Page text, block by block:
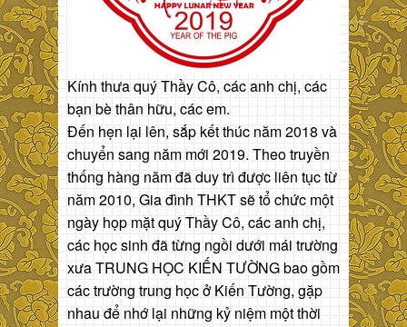
Kính thưa quý Thầy Cô, các anh chị, các
bạn bè thân hữu, các em.
Đến hẹn lại lên, sắp kết thúc năm 2018 và
chuyển sang năm mới 2019. Theo truyền
thống hàng năm đã duy trì được liên tục từ
năm 2010, Gia đình THKT sẽ tổ chức một
ngày họp mặt quý Thầy Cô, các anh chị,
các học sinh đã từng ngồi dưới mái trường
xưa TRUNG HỌC KIẾN TƯỜNG bao gồm
các trường trung học ở Kiến Tường, gặp
nhau để nhớ lại những kỷ niệm một thời